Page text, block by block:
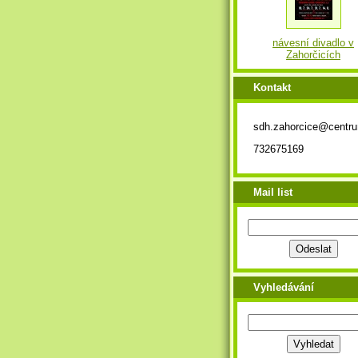
návesní divadlo v
Zahorčicích
Kontakt
732675169
Mail list
Vyhledávání